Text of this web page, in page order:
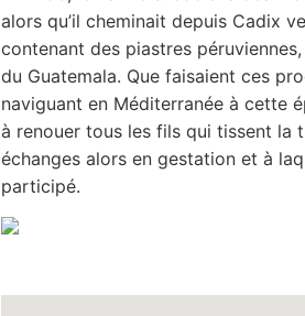
alors qu’il cheminait depuis Cadix
contenant des piastres
du Guatemala. Que faisaient ces
naviguant en Méditerranée à cette
à renouer tous les fils qui tissent la
échanges alors en gestation et à
participé.